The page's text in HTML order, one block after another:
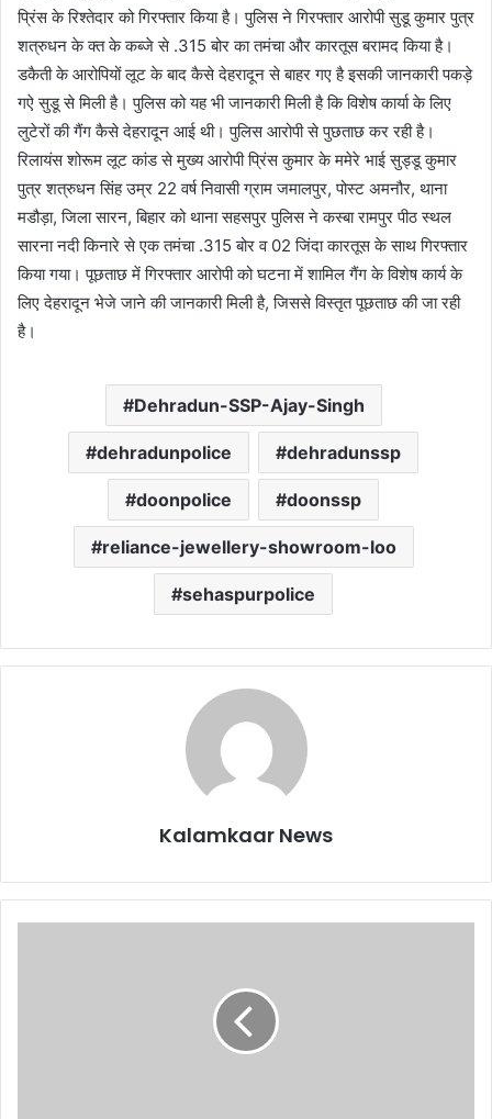
n
l
प्रिंस के रिश्तेदार को गिरफ्तार किया है। पुलिस ने गिरफ्तार आरोपी सुडू कुमार पुत्र
शत्रुधन के क्त के कब्जे से .315 बोर का तमंचा और कारतूस बरामद किया है।
डकैती के आरोपियों लूट के बाद कैसे देहरादून से बाहर गए है इसकी जानकारी पकड़े
गऐ सुडू से मिली है। पुलिस को यह भी जानकारी मिली है कि विशेष कार्या के लिए
लुटेरों की गैंग कैसे देहरादून आई थी। पुलिस आरोपी से पुछताछ कर रही है।
रिलायंस शोरूम लूट कांड से मुख्य आरोपी प्रिंस कुमार के ममेरे भाई सुड्डू कुमार
पुत्र शत्रुधन सिंह उम्र 22 वर्ष निवासी ग्राम जमालपुर, पोस्ट अमनौर, थाना
मडौड़ा, जिला सारन, बिहार को थाना सहसपुर पुलिस ने कस्बा रामपुर पीठ स्थल
सारना नदी किनारे से एक तमंचा .315 बोर व 02 जिंदा कारतूस के साथ गिरफ्तार
किया गया। पूछताछ में गिरफ्तार आरोपी को घटना में शामिल गैंग के विशेष कार्य के
लिए देहरादून भेजे जाने की जानकारी मिली है, जिससे विस्तृत पूछताछ की जा रही
है।
Dehradun-SSP-Ajay-Singh
dehradunpolice dehradunssp
doonpolice doonssp
reliance-jewellery-showroom-loo
sehaspurpolice
Kalamkaar News